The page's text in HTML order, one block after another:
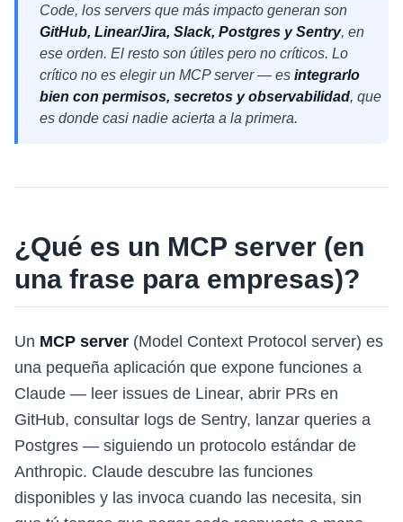
Code, los servers que más impacto generan son
GitHub, Linear/Jira, Slack, Postgres y Sentry, en
ese orden. El resto son útiles pero no críticos. Lo
crítico no es elegir un MCP server — es integrarlo
bien con permisos, secretos y observabilidad, que
es donde casi nadie acierta a la primera.
¿Qué es un MCP server (en
una frase para empresas)?
Un MCP server (Model Context Protocol server) es
una pequeña aplicación que expone funciones a
Claude — leer issues de Linear, abrir PRs en
GitHub, consultar logs de Sentry, lanzar queries a
Postgres — siguiendo un protocolo estándar de
Anthropic. Claude descubre las funciones
disponibles y las invoca cuando las necesita, sin